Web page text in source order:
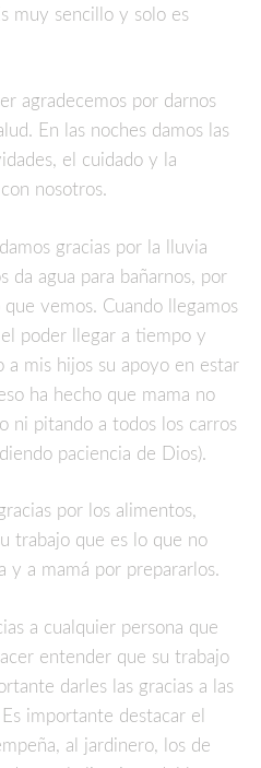
muy sencillo y solo es
agradecemos por darnos
En las noches damos las
el cuidado y la
nosotros.
gracias por la lluvia
da agua para bañarnos, por
vemos. Cuando llegamos
poder llegar a tiempo y
a mis hijos su apoyo en estar
ha hecho que mama no
ni pitando a todos los carros
paciencia de Dios).
por los alimentos,
trabajo que es lo que no
y a mamá por prepararlos.
a cualquier persona que
entender que su trabajo
darles las gracias a las
importante destacar el
al jardinero, los de